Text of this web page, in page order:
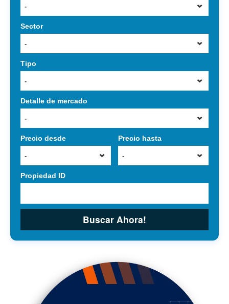
-
Sector
-
Tipo
-
Detalle de mercado
-
Precio desde
-
Precio hasta
-
Propiedad ID
Buscar Ahora!